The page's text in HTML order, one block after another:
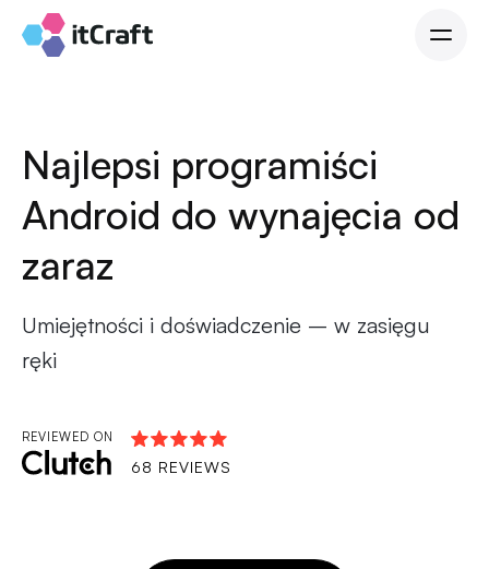
Najlepsi programiści
Android do wynajęcia od
zaraz
Umiejętności i doświadczenie – w zasięgu
ręki
REVIEWED ON
68 REVIEWS